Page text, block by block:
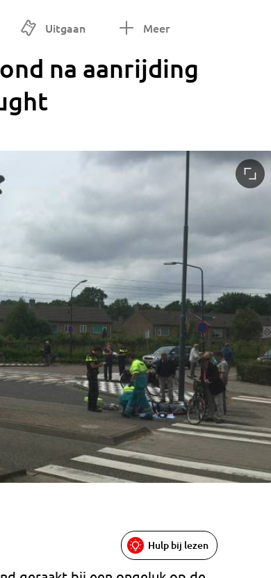
Uitgaan Meer
na aanrijding
Hulp bij lezen